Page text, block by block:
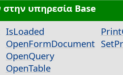
υπηρεσία Base
IsLoaded
OpenFormDocument
OpenQuery
OpenTable